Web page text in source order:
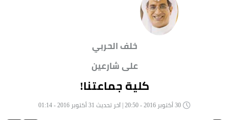
خلف الحربي
على شارعين
كلية جماعتنا!